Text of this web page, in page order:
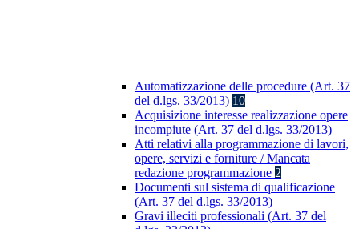
Automatizzazione delle procedure (Art. 37
del d.lgs. 33/2013) 10
Acquisizione interesse realizzazione opere
incompiute (Art. 37 del d.lgs. 33/2013)
Atti relativi alla programmazione di lavori,
opere, servizi e forniture / Mancata
redazione programmazione 2
Documenti sul sistema di qualificazione
(Art. 37 del d.lgs. 33/2013)
Gravi illeciti professionali (Art. 37 del